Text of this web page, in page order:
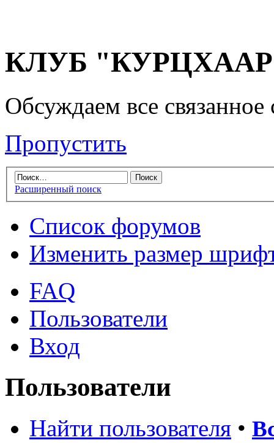
КЛУБ "КУРЦХААР"
Обсуждаем все
Пропустить
Расширенный поиск
Список форумов
Изменить размер
FAQ
Пользователи
Вход
Пользователи
Найти пользователя •